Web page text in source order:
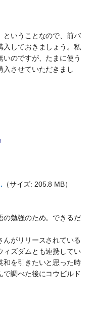
ということなので、前バ
入しておきましょう。私
のですが、たまに使う
入させていただきまし
（サイズ: 205.8 MB）
の勉強のため。できるだ
んがリリースされている
ィズダムとも連携してい
和を引きたいと思った時
で調べた後にコウビルド